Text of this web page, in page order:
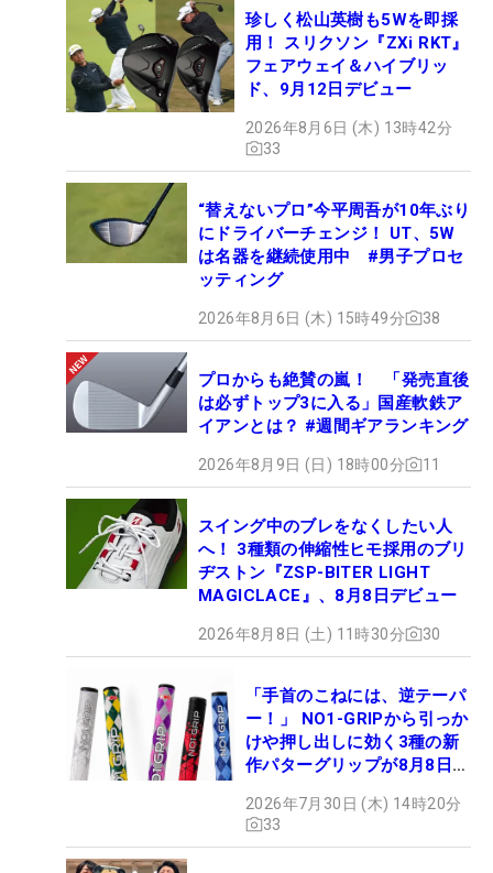
珍しく松山英樹も5Wを即採
用！ スリクソン『ZXi RKT』
フェアウェイ＆ハイブリッ
ド、9月12日デビュー
2026年8月6日 (木) 13時42分
33
“替えないプロ”今平周吾が10年ぶり
にドライバーチェンジ！ UT、5W
は名器を継続使用中 #男子プロセ
ッティング
2026年8月6日 (木) 15時49分 38
プロからも絶賛の嵐！ 「発売直後
は必ずトップ3に入る」国産軟鉄ア
イアンとは？ #週間ギアランキング
2026年8月9日 (日) 18時00分 11
スイング中のブレをなくしたい人
へ！ 3種類の伸縮性ヒモ採用のブリ
ヂストン『ZSP-BITER LIGHT
MAGICLACE』、8月8日デビュー
2026年8月8日 (土) 11時30分 30
「手首のこねには、逆テーパ
ー！」 NO1-GRIPから引っか
けや押し出しに効く3種の新
作パターグリップが8月8日デ
2026年7月30日 (木) 14時20分
33